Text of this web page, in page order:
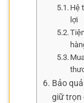
Hệ
lợi
Bảo
giữ trọn